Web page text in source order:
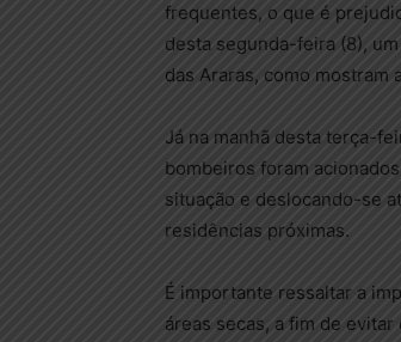
frequentes, o que é
desta segunda-feira (8),
das Araras, como mostram
Já na manhã desta terça-
bombeiros foram
situação e deslocando-se
residências próximas.
É importante ressaltar a
áreas secas, a fim de